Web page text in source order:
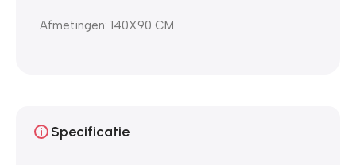
Afmetingen: 140X90 CM
Specificatie